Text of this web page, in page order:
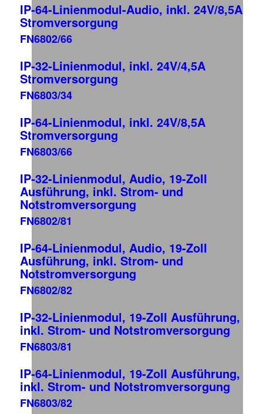
IP-64-Linienmodul-Audio, inkl. 24V/8,5A
Stromversorgung
FN6802/66
IP-32-Linienmodul, inkl. 24V/4,5A
Stromversorgung
FN6803/34
IP-64-Linienmodul, inkl. 24V/8,5A
Stromversorgung
FN6803/66
IP-32-Linienmodul, Audio, 19-Zoll
Ausführung, inkl. Strom- und
Notstromversorgung
FN6802/81
IP-64-Linienmodul, Audio, 19-Zoll
Ausführung, inkl. Strom- und
Notstromversorgung
FN6802/82
IP-32-Linienmodul, 19-Zoll Ausführung,
inkl. Strom- und Notstromversorgung
FN6803/81
IP-64-Linienmodul, 19-Zoll Ausführung,
inkl. Strom- und Notstromversorgung
FN6803/82